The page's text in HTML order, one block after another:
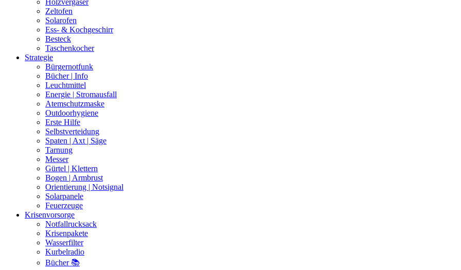
Holzvergaser
Zeltofen
Solarofen
Ess- & Kochgeschirr
Besteck
Taschenkocher
Strategie
Bürgernotfunk
Bücher | Info
Leuchtmittel
Energie | Stromausfall
Atemschutzmaske
Outdoorhygiene
Erste Hilfe
Selbstverteidung
Spaten | Axt | Säge
Tarnung
Messer
Gürtel | Klettern
Bogen | Armbrust
Orientierung | Notsignal
Solarpanele
Feuerzeuge
Krisenvorsorge
Notfallrucksack
Krisenpakete
Wasserfilter
Kurbelradio
Bücher 📚